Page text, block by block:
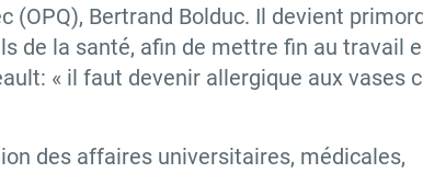
(OPQ), Bertrand Bolduc. Il devient
de la santé, afin de mettre fin au travail
« il faut devenir allergique aux vases
des affaires universitaires, médicales,